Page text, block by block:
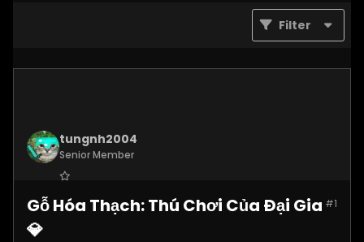
Filter
tungnh2004
Senior Member
Posts: 4099 #1
Gỗ Hóa Thạch: Thú Chơi Của Đại Gia
💎